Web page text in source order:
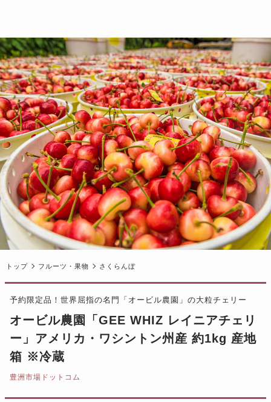
トップ フルーツ・果物 さくらんぼ
予約限定品！世界屈指の名門「オービル農園」の大粒チェリー
オービル農園「GEE WHIZ レイニアチェリ
ー」アメリカ・ワシントン州産 約1kg 産地
箱 ※冷蔵
豊洲市場ドットコム